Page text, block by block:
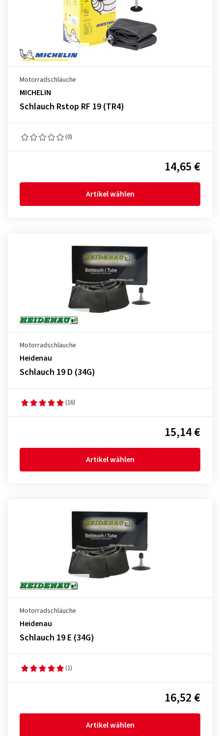
Motorradschläuche
MICHELIN
Schlauch Rstop RF 19 (TR4)
(0)
14,65 €
Artikel wählen
Motorradschläuche
Heidenau
Schlauch 19 D (34G)
(16)
15,14 €
Artikel wählen
Motorradschläuche
Heidenau
Schlauch 19 E (34G)
(1)
16,52 €
Artikel wählen